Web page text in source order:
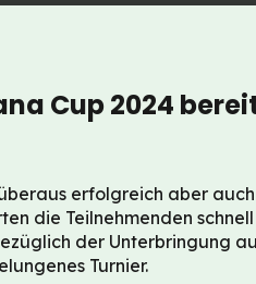
Cup 2024
erfolgreich aber
die Teilnehmenden
der Unterbringung
Turnier.